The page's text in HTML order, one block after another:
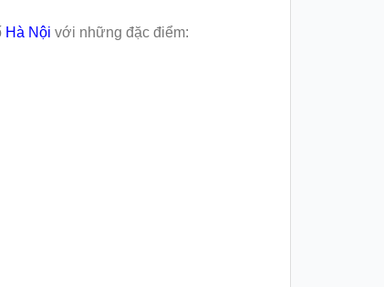
Hà Nội với những đặc điểm: